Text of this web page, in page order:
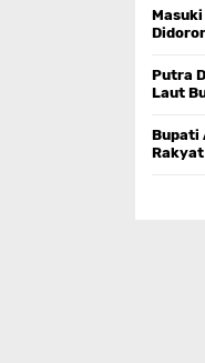
Putra
Laut
Bupati
Rakyat